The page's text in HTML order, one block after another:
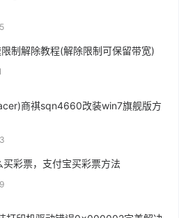
制解除教程(解除限制可保留带宽)
商祺sqn4660改装win7旗舰版方
买彩票，支付宝买彩票方法